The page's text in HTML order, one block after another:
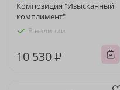
Композиция "Изысканный
комплимент"
В наличии
10 530 ₽